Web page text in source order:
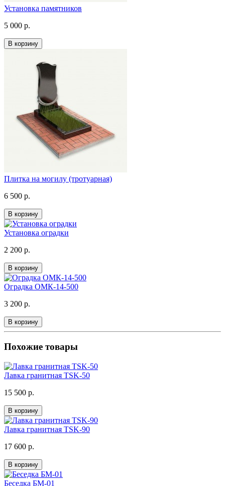
Установка памятников
5 000 р.
В корзину
Плитка на могилу (тротуарная)
6 500 р.
В корзину
Установка оградки
2 200 р.
В корзину
Оградка ОМК-14-500
3 200 р.
В корзину
Похожие товары
Лавка гранитная TSK-50
15 500 р.
В корзину
Лавка гранитная TSK-90
17 600 р.
В корзину
Беседка БМ-01